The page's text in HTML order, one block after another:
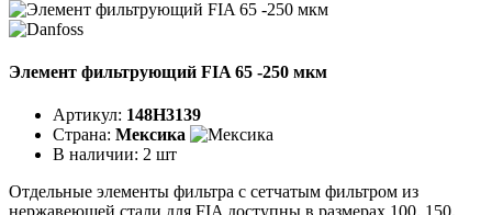
Элемент фильтрующий FIA 65 -250 мкм
Артикул: 148H3139
Страна: Мексика
В наличии: 2 шт
Отдельные элементы фильтра с сетчатым фильтром из